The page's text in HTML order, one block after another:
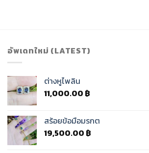
อัพเดทใหม่ (LATEST)
ต่างหูไพลิน
11,000.00 ฿
สร้อยข้อมือมรกต
19,500.00 ฿